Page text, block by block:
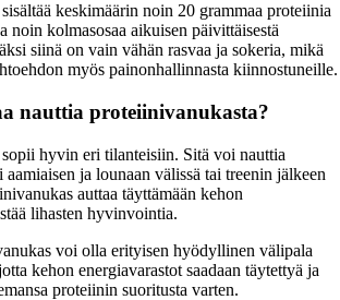
keskimäärin noin 20 grammaa proteiinia
noin kolmasosaa aikuisen päivittäisestä
siinä on vain vähän rasvaa ja sokeria, mikä
myös painonhallinnasta kiinnostuneille.
nauttia proteiinivanukasta?
hyvin eri tilanteisiin. Sitä voi nauttia
ja lounaan välissä tai treenin jälkeen
auttaa täyttämään kehon
lihasten hyvinvointia.
voi olla erityisen hyödyllinen välipala
kehon energiavarastot saadaan täytettyä ja
proteiinin suoritusta varten.